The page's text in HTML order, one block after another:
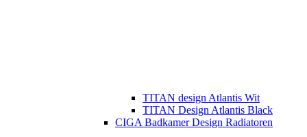
TITAN design Atlantis Wit
TITAN Design Atlantis Black
CIGA Badkamer Design Radiatoren